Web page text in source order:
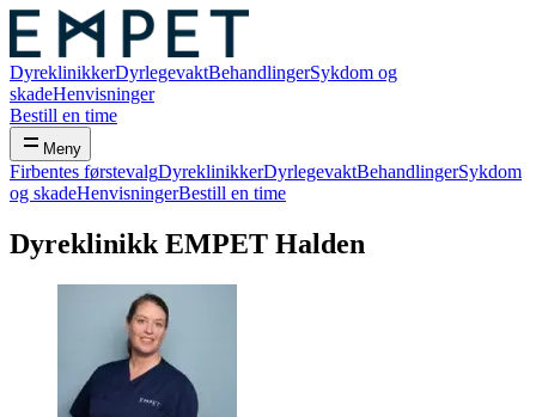
DyreklinikkerDyrlegevaktBehandlingerSykdom og
skadeHenvisninger
Bestill en time
Meny
Firbentes førstevalgDyreklinikkerDyrlegevaktBehandlingerSykdom
og skadeHenvisningerBestill en time
Dyreklinikk EMPET Halden